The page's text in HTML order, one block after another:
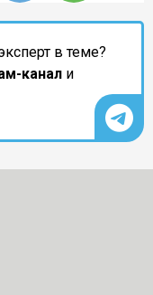
в теме?
канал и